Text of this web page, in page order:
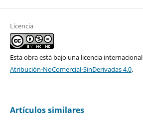
Licencia
Esta obra está bajo una licencia internacional
Atribución-NoComercial-SinDerivadas 4.0.
Artículos similares